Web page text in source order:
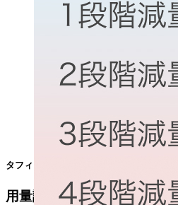
タフィンラー®､メキニスト®添付文書より
用量調節の目安